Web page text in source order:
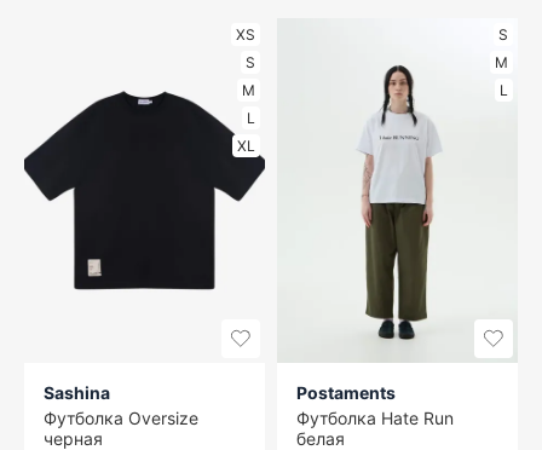
XS
S
M
L
XL
Sashina
Футболка Oversize
черная
S
M
L
Postaments
Футболка Hate Run
белая